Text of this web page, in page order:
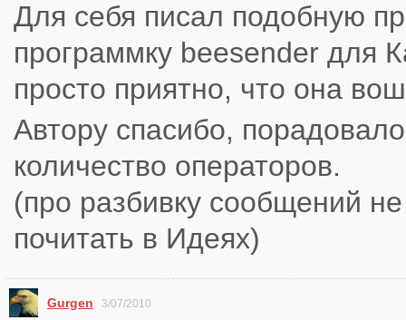
Для себя писал подобную
программку beesender для
просто приятно, что она
Автору спасибо,
количество операторов.
(про разбивку сообщений не
почитать в Идеях)
Gurgen 3/07/2010